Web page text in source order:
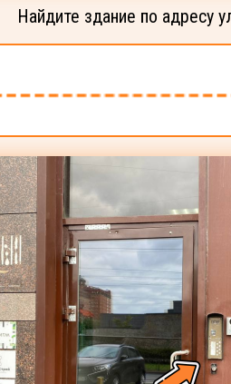
Найдите здание по адресу